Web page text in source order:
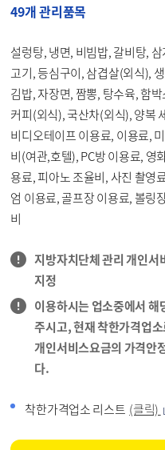
49개 관리품목
설렁탕, 냉면, 비빔밥, 갈비탕,
고기, 등심구이, 삼겹살(외식),
김밥, 자장면, 짬뽕, 탕수육, 함
커피(외식), 국산차(외식), 양복
비디오테이프 이용료, 이용료,
비(여관,호텔), PC방 이용료, 영
용료, 피아노 조율비, 사진 촬영
엄 이용료, 골프장 이용료, 볼링
비
지방자치단체 관리 개인서
지정
이용하시는 업소중에서 해
주시고, 현재 착한가격업
개인서비스요금의 가격안
다.
착한가격업소 리스트 (클릭)